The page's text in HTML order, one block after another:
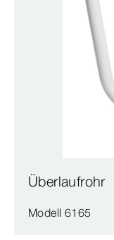
Überlaufrohr
Modell 6165